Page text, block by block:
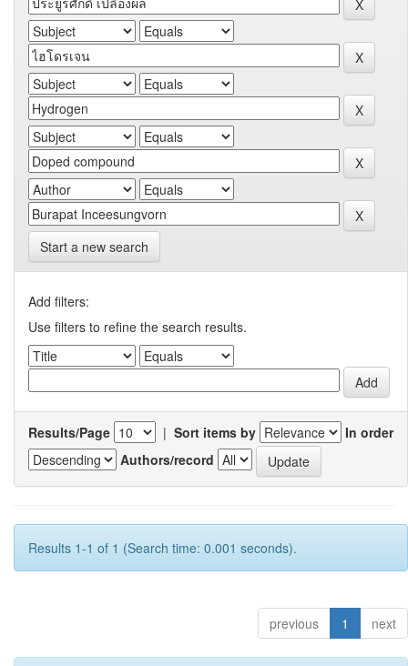
Start a new search
Add filters:
Use filters to refine the search results.
Results/Page | Sort items by
In order
Authors/record
Results 1-1 of 1 (Search time: 0.001 seconds).
previous 1 next